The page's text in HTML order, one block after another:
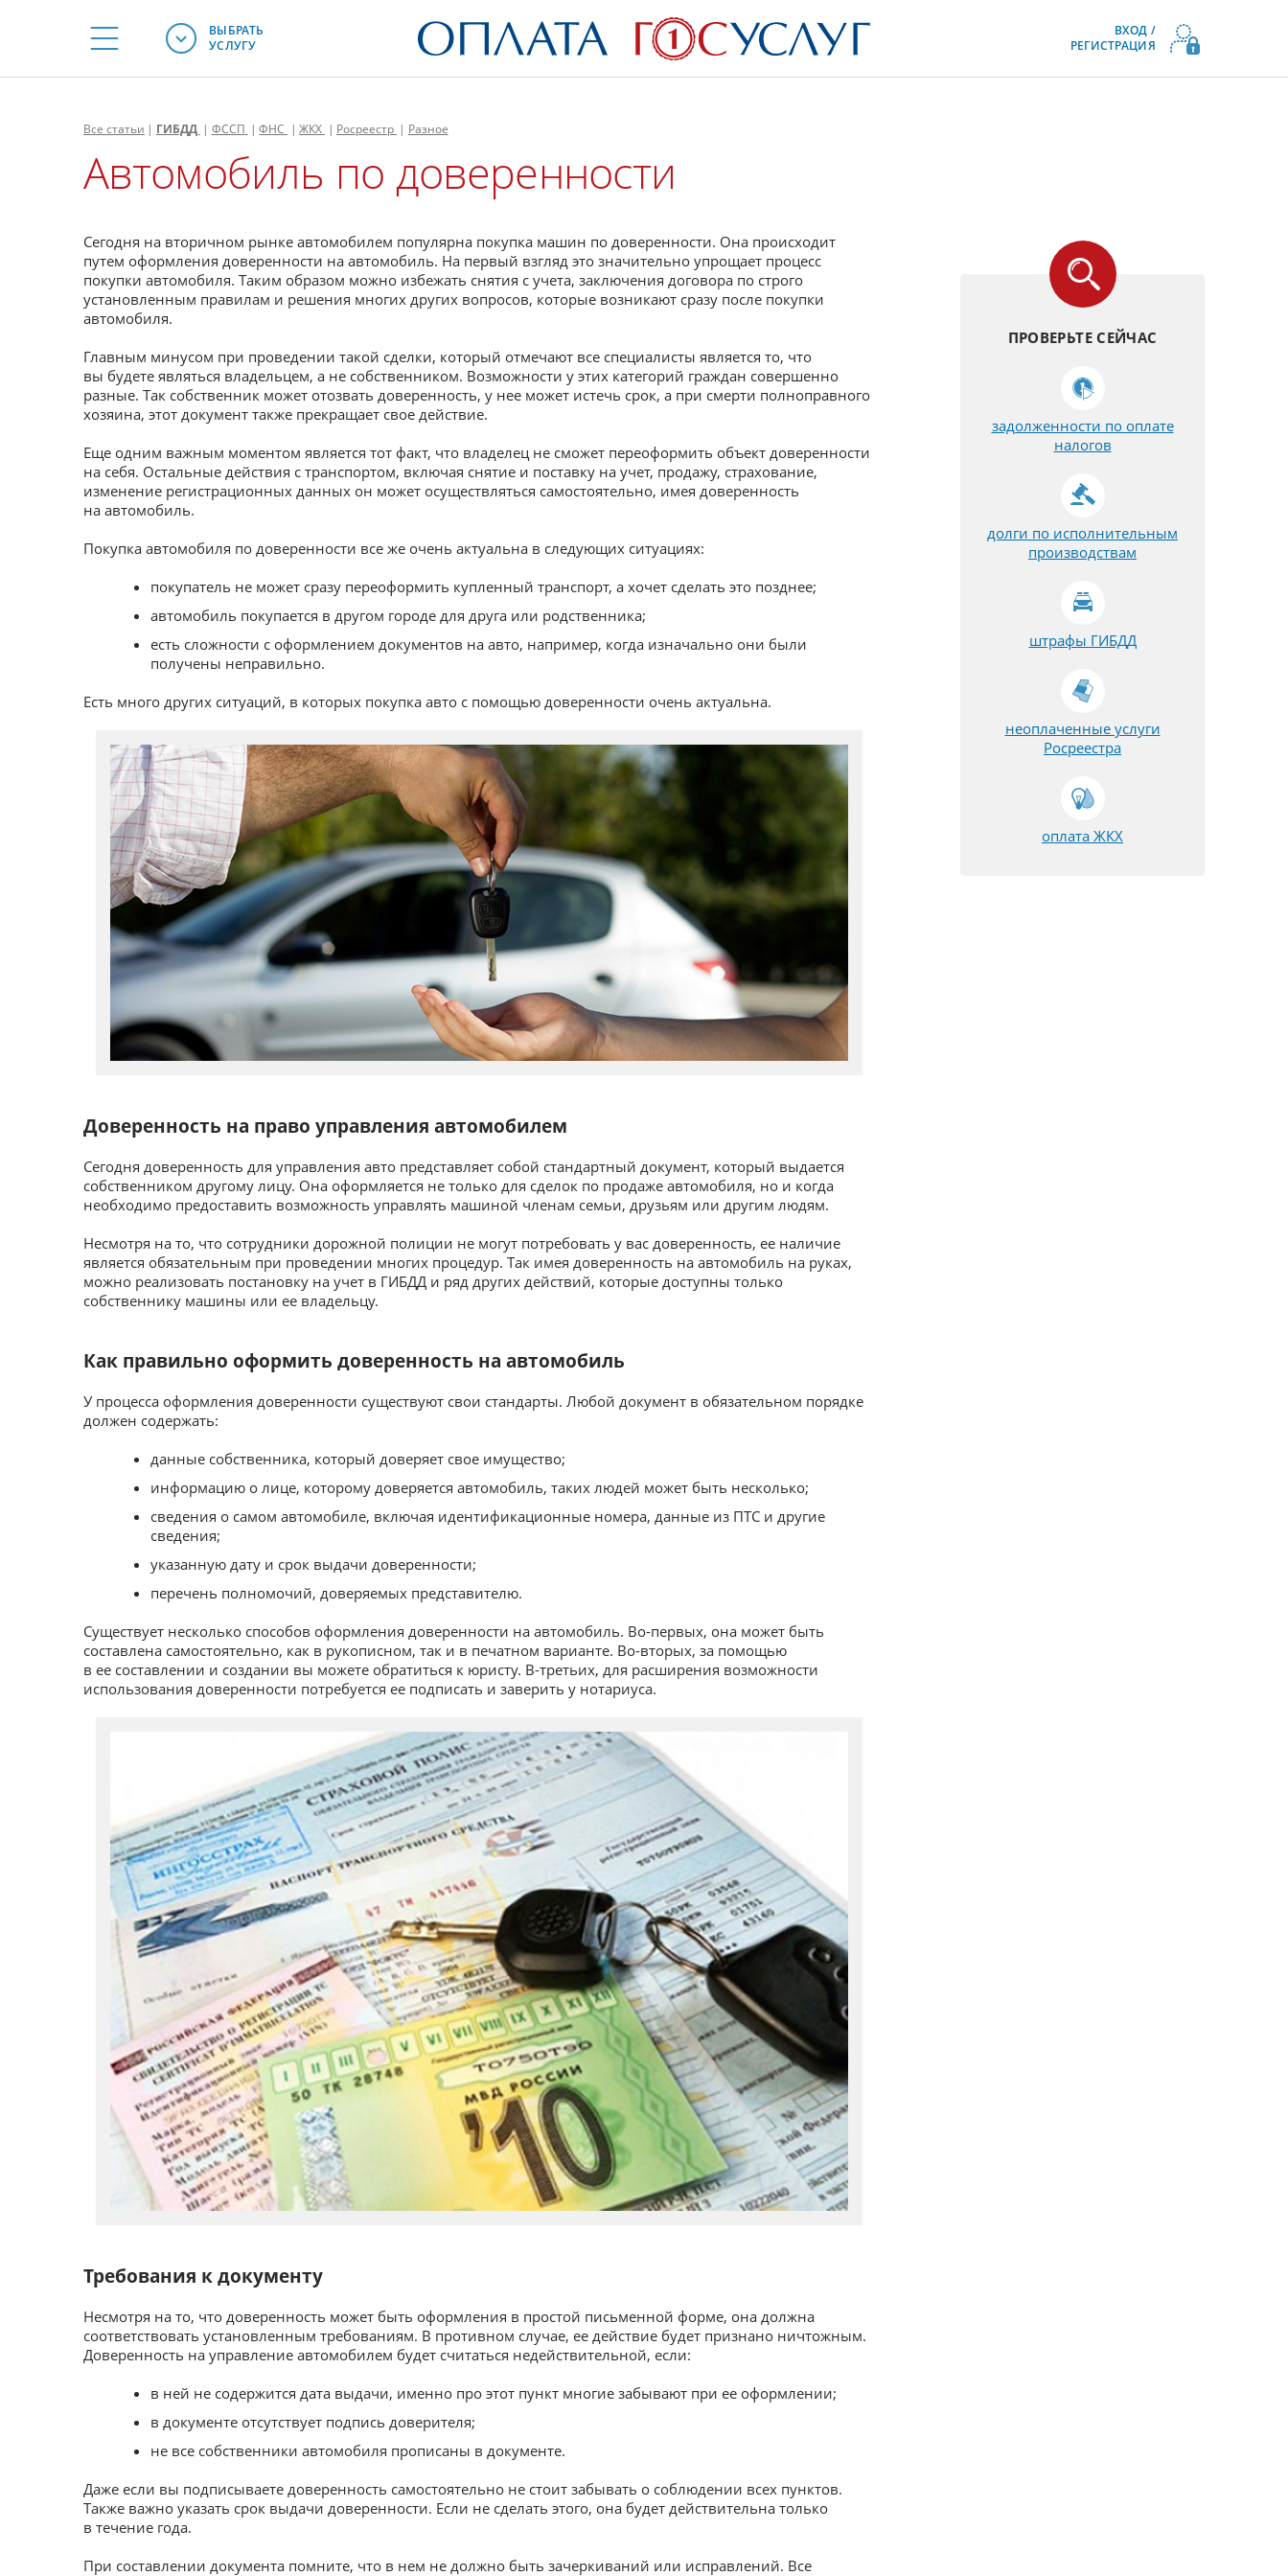
ВЫБРАТЬ
УСЛУГУ
ВХОД /
РЕГИСТРАЦИЯ
Все статьи | ГИБДД | ФССП | ФНС | ЖКХ | Росреестр | Разное
Автомобиль по доверенности
Сегодня на вторичном рынке автомобилем популярна покупка машин по доверенности. Она происходит
путем оформления доверенности на автомобиль. На первый взгляд это значительно упрощает процесс
покупки автомобиля. Таким образом можно избежать снятия с учета, заключения договора по строго
установленным правилам и решения многих других вопросов, которые возникают сразу после покупки
автомобиля.
Главным минусом при проведении такой сделки, который отмечают все специалисты является то, что
вы будете являться владельцем, а не собственником. Возможности у этих категорий граждан совершенно
разные. Так собственник может отозвать доверенность, у нее может истечь срок, а при смерти полноправного
хозяина, этот документ также прекращает свое действие.
Еще одним важным моментом является тот факт, что владелец не сможет переоформить объект доверенности
на себя. Остальные действия с транспортом, включая снятие и поставку на учет, продажу, страхование,
изменение регистрационных данных он может осуществляться самостоятельно, имея доверенность
на автомобиль.
Покупка автомобиля по доверенности все же очень актуальна в следующих ситуациях:
покупатель не может сразу переоформить купленный транспорт, а хочет сделать это позднее;
автомобиль покупается в другом городе для друга или родственника;
есть сложности с оформлением документов на авто, например, когда изначально они были
получены неправильно.
Есть много других ситуаций, в которых покупка авто с помощью доверенности очень актуальна.
Доверенность на право управления автомобилем
Сегодня доверенность для управления авто представляет собой стандартный документ, который выдается
собственником другому лицу. Она оформляется не только для сделок по продаже автомобиля, но и когда
необходимо предоставить возможность управлять машиной членам семьи, друзьям или другим людям.
Несмотря на то, что сотрудники дорожной полиции не могут потребовать у вас доверенность, ее наличие
является обязательным при проведении многих процедур. Так имея доверенность на автомобиль на руках,
можно реализовать постановку на учет в ГИБДД и ряд других действий, которые доступны только
собственнику машины или ее владельцу.
Как правильно оформить доверенность на автомобиль
У процесса оформления доверенности существуют свои стандарты. Любой документ в обязательном порядке
должен содержать:
данные собственника, который доверяет свое имущество;
информацию о лице, которому доверяется автомобиль, таких людей может быть несколько;
сведения о самом автомобиле, включая идентификационные номера, данные из ПТС и другие
сведения;
указанную дату и срок выдачи доверенности;
перечень полномочий, доверяемых представителю.
Существует несколько способов оформления доверенности на автомобиль. Во-первых, она может быть
составлена самостоятельно, как в рукописном, так и в печатном варианте. Во-вторых, за помощью
в ее составлении и создании вы можете обратиться к юристу. В-третьих, для расширения возможности
использования доверенности потребуется ее подписать и заверить у нотариуса.
Требования к документу
Несмотря на то, что доверенность может быть оформления в простой письменной форме, она должна
соответствовать установленным требованиям. В противном случае, ее действие будет признано ничтожным.
Доверенность на управление автомобилем будет считаться недействительной, если:
в ней не содержится дата выдачи, именно про этот пункт многие забывают при ее оформлении;
в документе отсутствует подпись доверителя;
не все собственники автомобиля прописаны в документе.
Даже если вы подписываете доверенность самостоятельно не стоит забывать о соблюдении всех пунктов.
Также важно указать срок выдачи доверенности. Если не сделать этого, она будет действительна только
в течение года.
При составлении документа помните, что в нем не должно быть зачеркиваний или исправлений. Все
ПРОВЕРЬТЕ СЕЙЧАС
задолженности по оплате
налогов
долги по исполнительным
производствам
штрафы ГИБДД
неоплаченные услуги
Росреестра
оплата ЖКХ